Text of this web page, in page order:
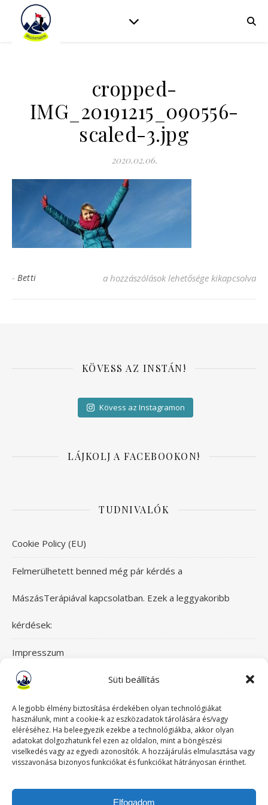
Süti beállítás
A legjobb élmény biztosítása érdekében olyan technológiákat
használunk, mint a cookie-k az eszközadatok tárolására és/vagy
eléréséhez. Ha beleegyezik ezekbe a technológiákba, akkor olyan
adatokat dolgozhatunk fel ezen az oldalon, mint a böngészési
viselkedés vagy az egyedi azonosítók. A hozzájárulás elmulasztása vagy
visszavonása bizonyos funkciókat és funkciókat hátrányosan érinthet.
Elfogadom
cropped-
IMG_20191215_090556-
scaled-3.jpg
2020.02.06.
- Betti cropped-IMG_20191215_090556-scaled-
a hozzászólások lehetősége kikapcsolva
KÖVESS AZ INSTÁN!
Kövess az Instagramon
LÁJKOLJ A FACEBOOKON!
TUDNIVALÓK
Cookie Policy (EU)
Felmerülhetett benned még pár kérdés a
MászásTerápiával kapcsolatban. Ezek a leggyakoribb
kérdések:
Impresszum
Itt érsz el bennünket!
Mászásterápia csapata
Szeretettel üdvözlünk a Mászásterápia oldalán! Gyere,
nézz körül!
TABUDÖNTÖGETŐ MászásTerápia